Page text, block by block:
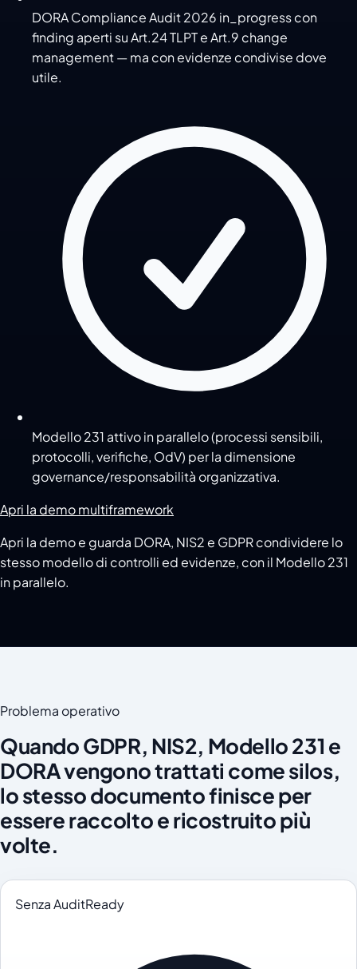
DORA Compliance Audit 2026 in_progress con
finding aperti su Art.24 TLPT e Art.9 change
management — ma con evidenze condivise dove
utile.
Modello 231 attivo in parallelo (processi sensibili,
protocolli, verifiche, OdV) per la dimensione
governance/responsabilità organizzativa.
Apri la demo multiframework
Apri la demo e guarda DORA, NIS2 e GDPR condividere lo
stesso modello di controlli ed evidenze, con il Modello 231
in parallelo.
Problema operativo
Quando GDPR, NIS2, Modello 231 e
DORA vengono trattati come silos,
lo stesso documento finisce per
essere raccolto e ricostruito più
volte.
Senza AuditReady